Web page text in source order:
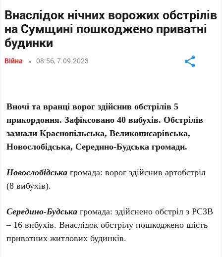
Внаслідок нічних ворожих обстрілів
на Сумщині пошкоджено приватні
будинки
Війна 08:56, 7.09.2023
Вночі та вранці ворог здійснив обстрілів 5
прикордоння. Зафіксовано 40 вибухів. Обстрілів
зазнали Краснопільська, Великописарівська,
Новослобідська, Середино-Будська громади.
Новослобідська громада: ворог здійснив артобстріл
(8 вибухів).
Середино-Будська громада: здійснено обстріл з РСЗВ
– 16 вибухів. Внаслідок обстрілу пошкоджено шість
приватних житлових будинків.